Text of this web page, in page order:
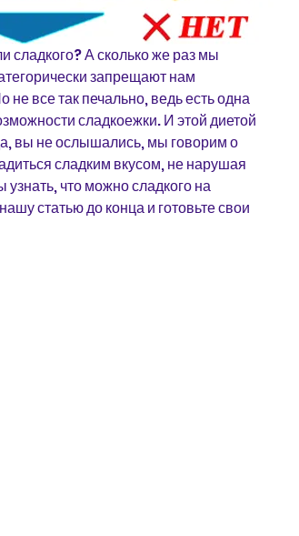
сладкого? А сколько же раз мы
запрещают нам
все так печально, ведь есть одна
сладкоежки. И этой диетой
вы не ослышались, мы говорим о
сладким вкусом, не нарушая
что можно сладкого на
статью до конца и готовьте свои